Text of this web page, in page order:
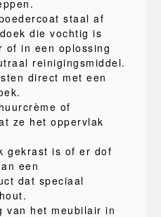
staal af
die vochtig is
of in een oplossing
reinigingsmiddel.
direct met een
of
ze het oppervlak
gekrast is of er dof
een
dat speciaal
van het meubilair in